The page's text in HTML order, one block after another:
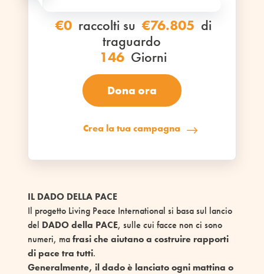
€0 raccolti su €76.805 di
traguardo
146 Giorni
Dona ora
Crea la tua campagna
IL DADO DELLA PACE
Il progetto Living Peace International si basa sul lancio
del DADO della PACE, sulle cui facce non ci sono
numeri, mafrasi che aiutano a costruire rapporti
di pace tra tutti.
Generalmente, il dado è lanciato ogni mattina o